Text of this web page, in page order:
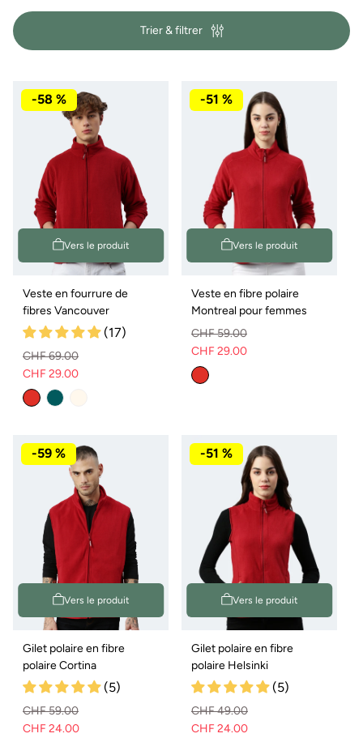
i
e
Trier & filtrer
Vers le produit
-58 %
Veste en fourrure de
fibres Vancouver
(17)
Prix
normal
CHF 69.00
Prix
de
CHF 29.00
Vers le produit
-51 %
Veste en fibre polaire
Montreal pour femmes
Prix
normal
CHF 59.00
Prix
de
CHF 29.00
Vers le produit
-59 %
Gilet polaire en fibre
polaire Cortina
(5)
Prix
CHF 59.00
Prix
CHF 24.00
Vers le produit
-51 %
Gilet polaire en fibre
polaire Helsinki
(5)
Prix
CHF 49.00
Prix
CHF 24.00